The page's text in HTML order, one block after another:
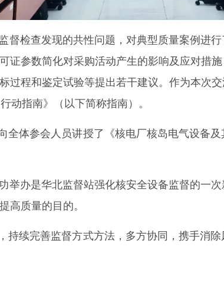
督检查发现的共性问题，对典型质量案例进
证参数简化对采购活动产生的影响及应对措
过程和鉴定试验等提出若干建议。作为本次
动指南》（以下简称指南）。
全体参会人员讲授了《核电厂核岛电气设备
举办是华北监督站强化核安全设备监督的一
高质量的目的。
持续完善监督方式方法，多方协同，携手消